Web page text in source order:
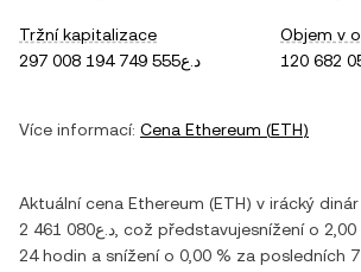
Tržní kapitalizace
د.ع297 008 194 749 555
Objem v
120 682
Více informací: Cena Ethereum (ETH)
Aktuální cena Ethereum (ETH) v irácký dinár
د.ع2 461 080 , což představujesníženío 2,00
24 hodin a sníženío 0,00 % za posledních 7